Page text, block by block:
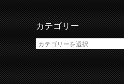
カテゴリー
カ
テ
ゴ
リ
ー